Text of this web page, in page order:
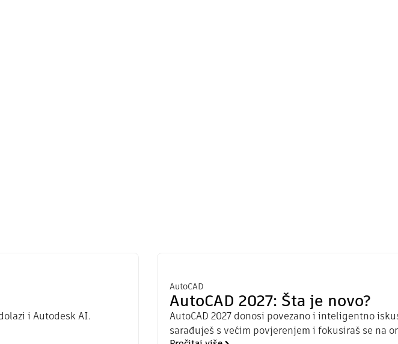
i Autodesk AI.
AutoCAD
AutoCAD 2027: Šta je novo?
AutoCAD 2027 donosi povezano i inteligentno
sarađuješ s većim povjerenjem i fokusiraš se na